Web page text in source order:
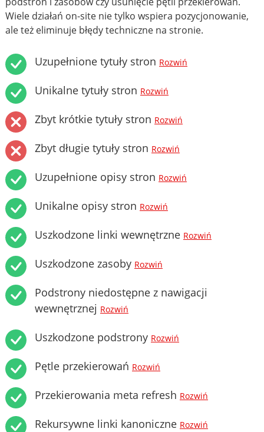
Wiele działań on-site nie tylko wspiera pozycjonowanie,
ale też eliminuje błędy techniczne na stronie.
Uzupełnione tytuły stron Rozwiń
Unikalne tytuły stron Rozwiń
Zbyt krótkie tytuły stron Rozwiń
Zbyt długie tytuły stron Rozwiń
Uzupełnione opisy stron Rozwiń
Unikalne opisy stron Rozwiń
Uszkodzone linki wewnętrzne Rozwiń
Uszkodzone zasoby Rozwiń
Podstrony niedostępne z nawigacji
wewnętrznej Rozwiń
Uszkodzone podstrony Rozwiń
Pętle przekierowań Rozwiń
Przekierowania meta refresh Rozwiń
Rekursywne linki kanoniczne Rozwiń